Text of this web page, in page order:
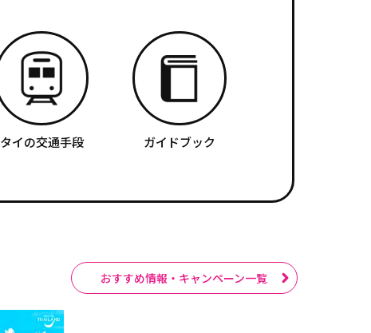
タイの交通手段 ガイドブック
おすすめ情報・キャンペーン一覧